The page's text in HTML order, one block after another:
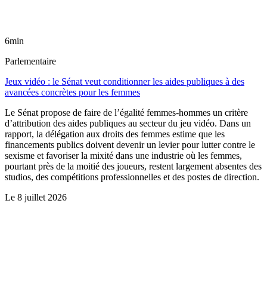
6min
Parlementaire
Jeux vidéo : le Sénat veut conditionner les aides publiques à des
avancées concrètes pour les femmes
Le Sénat propose de faire de l’égalité femmes-hommes un critère
d’attribution des aides publiques au secteur du jeu vidéo. Dans un
rapport, la délégation aux droits des femmes estime que les
financements publics doivent devenir un levier pour lutter contre le
sexisme et favoriser la mixité dans une industrie où les femmes,
pourtant près de la moitié des joueurs, restent largement absentes des
studios, des compétitions professionnelles et des postes de direction.
Le 8 juillet 2026